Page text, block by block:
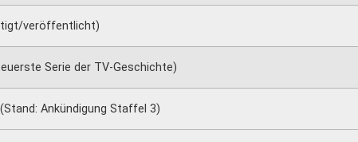
veröffentlicht)
Serie der TV-Geschichte)
Ankündigung Staffel 3)